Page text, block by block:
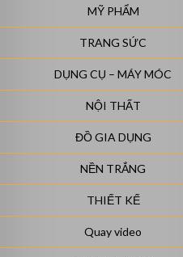
MỸ PHẨM
TRANG SỨC
DỤNG CỤ – MÁY MÓC
NỘI THẤT
ĐỒ GIA DỤNG
NỀN TRẮNG
THIẾT KẾ
Quay video